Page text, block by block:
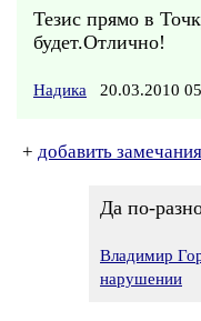
Тезис прямо в
будет.Отлично!
Надика 20.03.2010
+ добавить замечания
Да по-
Владимир
нарушении